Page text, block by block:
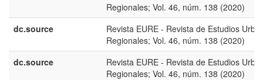
Regionales; Vol. 46, núm. 138 (2020)
dc.source
Revista EURE - Revista de Estudios
Regionales; Vol. 46, núm. 138 (2020)
dc.source
Revista EURE - Revista de Estudios
Regionales; Vol. 46, núm. 138 (2020)